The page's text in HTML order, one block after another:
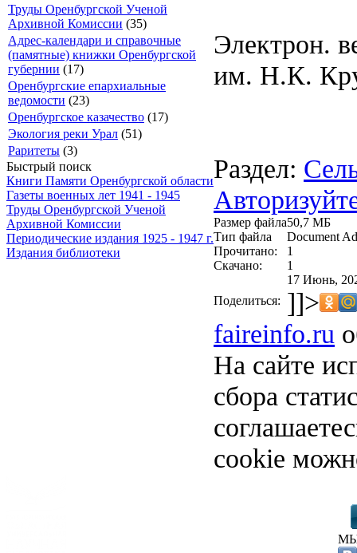
Труды Оренбургской Ученой
Архивной Комиссии (35)
Адрес-календари и справочные
(памятные) книжки Оренбургской
губернии (17)
Оренбургские епархиальные
ведомости (23)
Оренбургское казачество (17)
Экология реки Урал (51)
Раритеты (3)
Быстрый поиск
Книги Памяти Оренбургской области
Газеты военных лет 1941 - 1945
Труды Оренбургской Ученой
Архивной Комиссии
Периодические издания 1925 - 1947 г.
Издания библиотеки
Электрон.
им. Н.К.
Раздел:
Размер файла50,7 МБ
Тип файла
Document
Прочитано:
1
Скачано:
1
17 Июнь,
Поделиться: ]]>
faireinfo.ru
На сайте
сбора
cookie